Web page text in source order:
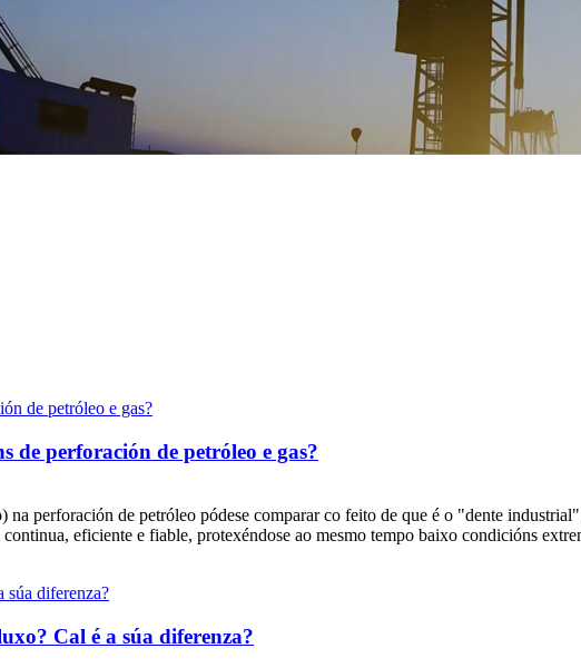
de perforación de petróleo e gas?
perforación de petróleo pódese comparar co feito de que é o "dente
eficiente e fiable, protexéndose ao mesmo tempo baixo condicións
Cal é a súa diferenza?